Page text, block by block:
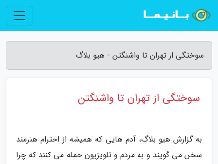
سوختگی از تهران تا واشنگتن - هیو بلاگ
سوختگی از تهران تا واشنگتن
به گزارش هیو بلاگ، آدم هایی که همیشه از احترام هنرمند
سخن می گویند و به مردم و تلویزیون حمله می کنند که چرا